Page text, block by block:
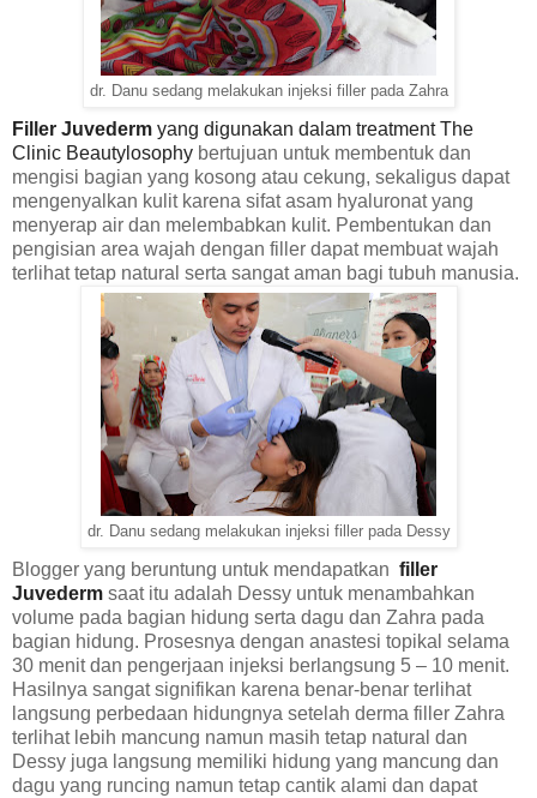
dr. Danu sedang melakukan injeksi filler pada Zahra
Filler Juvederm yang digunakan dalam treatment The
Clinic Beautylosophy bertujuan untuk membentuk dan
mengisi bagian yang kosong atau cekung, sekaligus dapat
mengenyalkan kulit karena sifat asam hyaluronat yang
menyerap air dan melembabkan kulit. Pembentukan dan
pengisian area wajah dengan filler dapat membuat wajah
terlihat tetap natural serta sangat aman bagi tubuh manusia.
dr. Danu sedang melakukan injeksi filler pada Dessy
Blogger yang beruntung untuk mendapatkan filler
Juvederm saat itu adalah Dessy untuk menambahkan
volume pada bagian hidung serta dagu dan Zahra pada
bagian hidung. Prosesnya dengan anastesi topikal selama
30 menit dan pengerjaan injeksi berlangsung 5 – 10 menit.
Hasilnya sangat signifikan karena benar-benar terlihat
langsung perbedaan hidungnya setelah derma filler Zahra
terlihat lebih mancung namun masih tetap natural dan
Dessy juga langsung memiliki hidung yang mancung dan
dagu yang runcing namun tetap cantik alami dan dapat